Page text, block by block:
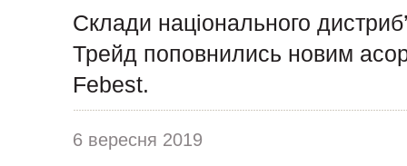
Склади національного
Трейд поповнились новим
Febest.
6 вересня 2019